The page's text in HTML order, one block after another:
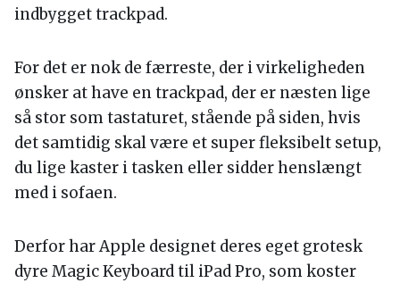
indbygget trackpad.
For det er nok de færreste, der i virkeligheden
ønsker at have en trackpad, der er næsten lige
så stor som tastaturet, stående på siden, hvis
det samtidig skal være et super fleksibelt setup,
du lige kaster i tasken eller sidder henslængt
med i sofaen.
Derfor har Apple designet deres eget grotesk
dyre Magic Keyboard til iPad Pro, som koster